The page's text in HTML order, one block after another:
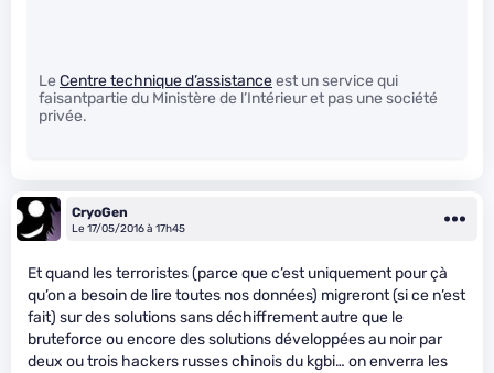
Le Centre technique d’assistanceest un service qui
faisantpartie du Ministère de l’Intérieur et pas une société
privée.
CryoGen
Le 17/05/2016 à 17h45
Et quand les terroristes (parce que c’est uniquement pour çà
qu’on a besoin de lire toutes nos données) migreront (si ce n’est
fait) sur des solutions sans déchiffrement autre que le
bruteforce ou encore des solutions développées au noir par
deux ou trois hackers russes chinois du kgbi… on enverra les